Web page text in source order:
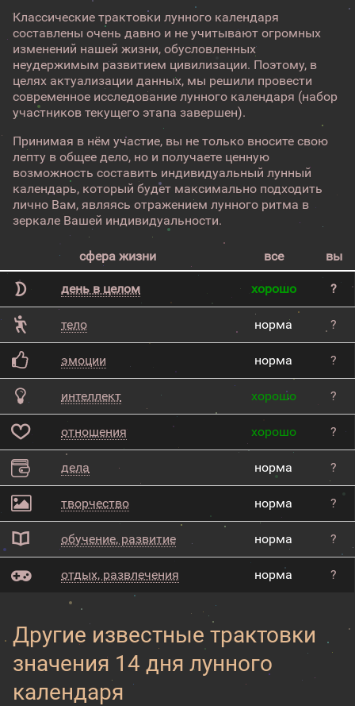
Классические трактовки лунного календаря
составлены очень давно и не учитывают огромных
изменений нашей жизни, обусловленных
неудержимым развитием цивилизации. Поэтому, в
целях актуализации данных, мы решили провести
современное исследование лунного календаря (набор
участников текущего этапа завершен).
Принимая в нём участие, вы не только вносите свою
лепту в общее дело, но и получаете ценную
возможность составить индивидуальный лунный
календарь, который будет максимально подходить
лично Вам, являясь отражением лунного ритма в
зеркале Вашей индивидуальности.
сфера жизни все вы
день в целом хорошо ?
тело норма ?
эмоции норма ?
интеллект хорошо ?
отношения хорошо ?
дела норма ?
творчество норма ?
обучение, развитие норма ?
отдых, развлечения норма ?
Другие известные трактовки
значения 14 дня лунного
календаря